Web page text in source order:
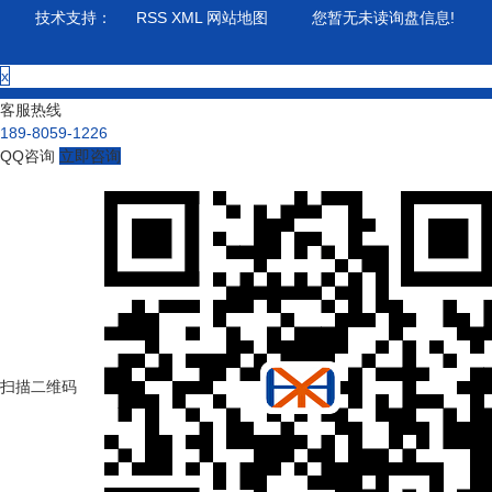
技术支持： RSS XML 网站地图 您暂无未读询盘信息!
x
客服热线
189-8059-1226
QQ咨询 立即咨询
扫描二维码